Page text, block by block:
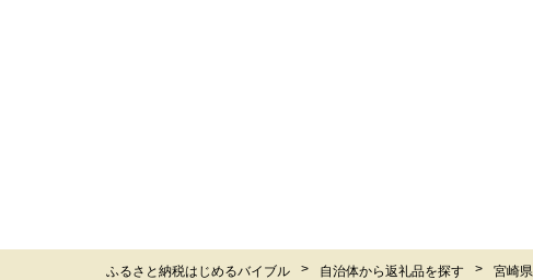
ふるさと納税はじめるバイブル 自治体から返礼品を探す 宮崎県